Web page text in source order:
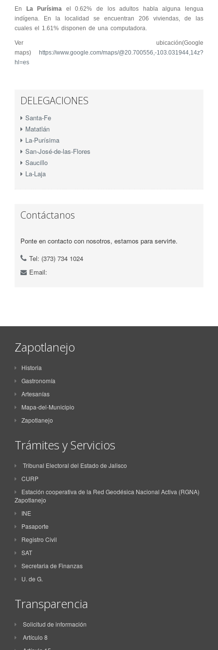
En La Purísima el 0.62% de los adultos habla alguna lengua
indígena. En la localidad se encuentran 206 viviendas, de las
cuales el 1.61% disponen de una computadora.
Ver ubicación(Google
maps)
https://www.google.com/maps/@20.700556,-103.031944,14z?
hl=es
DELEGACIONES
Santa-Fe
Matatlán
La-Purísima
San-José-de-las-Flores
Saucillo
La-Laja
Contáctanos
Ponte en contacto con nosotros, estamos para servirte.
Tel: (373) 734 1024
Email:
Zapotlanejo
Historia
Gastronomía
Artesanías
Mapa-del-Municipio
Zapotlanejo
Trámites y Servicios
Tribunal Electoral del Estado de Jalisco
CURP
Estación cooperativa de la Red Geodésica Nacional Activa (RGNA)
Zapotlanejo
INE
Pasaporte
Registro Civil
SAT
Secretaria de Finanzas
U. de G.
Transparencia
Solicitud de información
Artículo 8